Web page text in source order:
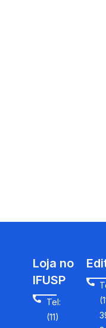
Loja no
IFUSP
Tel:
(11)